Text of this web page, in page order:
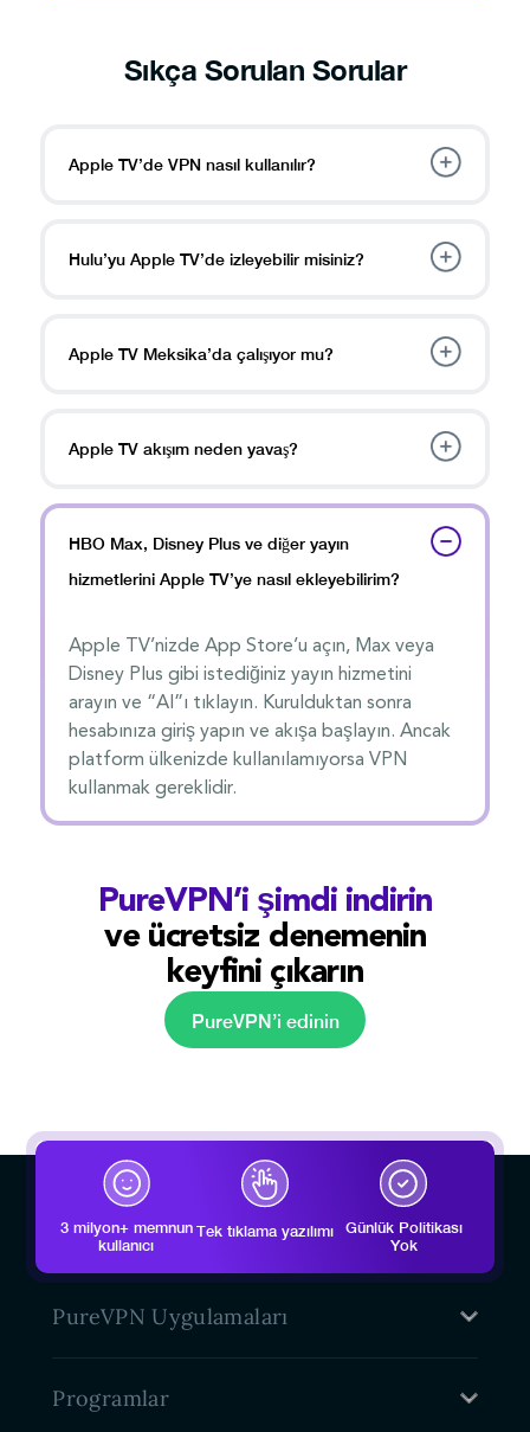
Sıkça Sorulan Sorular
Apple TV’de VPN nasıl kullanılır?
Hulu’yu Apple TV’de izleyebilir misiniz?
Apple TV Meksika’da çalışıyor mu?
Apple TV akışım neden yavaş?
HBO Max, Disney Plus ve diğer yayın
hizmetlerini Apple TV’ye nasıl ekleyebilirim?
Apple TV’nizde App Store’u açın, Max veya
Disney Plus gibi istediğiniz yayın hizmetini
arayın ve “Al”ı tıklayın. Kurulduktan sonra
hesabınıza giriş yapın ve akışa başlayın. Ancak
platform ülkenizde kullanılamıyorsa VPN
kullanmak gereklidir.
PureVPN’i şimdi indirin
ve ücretsiz denemenin
keyfini çıkarın
PureVPN’i edinin
3 milyon+ memnun
kullanıcı
Tek tıklama yazılımı
Günlük Politikası
Yok
PureVPN Uygulamaları
Windows VPN
Programlar